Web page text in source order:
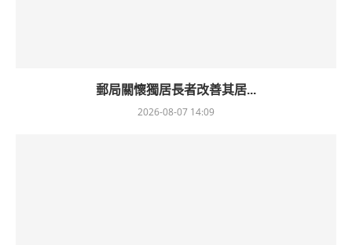
郵局關懷獨居長者改善其居...
2026-08-07 14:09